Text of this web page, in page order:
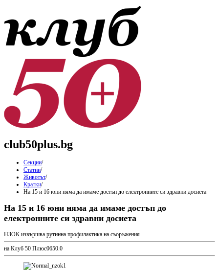
club50plus.bg
Секции/
Статии/
Животът/
Кратки/
На 15 и 16 юни няма да имаме достъп до електронните си здравни досиета
На 15 и 16 юни няма да имаме достъп до
електронните си здравни досиета
НЗОК извършва рутинна профилактика на съоръжения
на Клуб 50 Плюс0650.0